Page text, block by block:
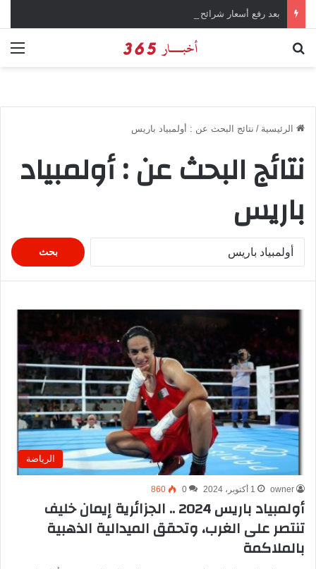
الرئيسية / نتائج البحث عن : أولمبياد باريس
نتائج البحث عن :أولمبياد
باريس
ع
:
الرياضة
owner 1 أكتوبر، 2024 0
860
أولمبياد باريس 2024 .. الجزائرية إيمان خليف
تنتصر على الغرب، وتحقق الميدالية الذهبية
بالملاكمة